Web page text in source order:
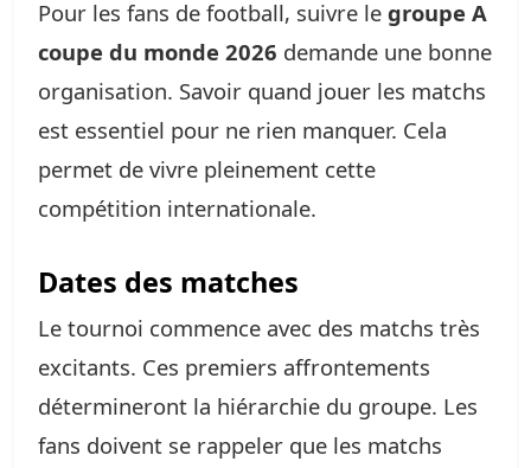
Pour les fans de football, suivre le groupe A
coupe du monde 2026 demande une bonne
organisation. Savoir quand jouer les matchs
est essentiel pour ne rien manquer. Cela
permet de vivre pleinement cette
compétition internationale.
Dates des matches
Le tournoi commence avec des matchs très
excitants. Ces premiers affrontements
détermineront la hiérarchie du groupe. Les
fans doivent se rappeler que les matchs